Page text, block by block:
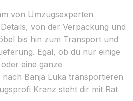
von Umzugsexperten
von der Verpackung und
bis hin zum Transport und
Egal, ob du nur einige
eine ganze
Banja Luka transportieren
Kranz steht dir mit Rat